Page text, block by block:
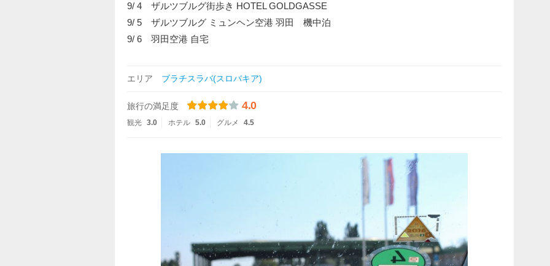
9/ 4 ザルツブルグ街歩き HOTEL GOLDGASSE
9/ 5 ザルツブルグ ミュンヘン空港 羽田 機中泊
9/ 6 羽田空港 自宅
エリア ブラチスラバ(スロバキア)
旅行の満足度 4.0
観光 3.0 ホテル 5.0 グルメ 4.5